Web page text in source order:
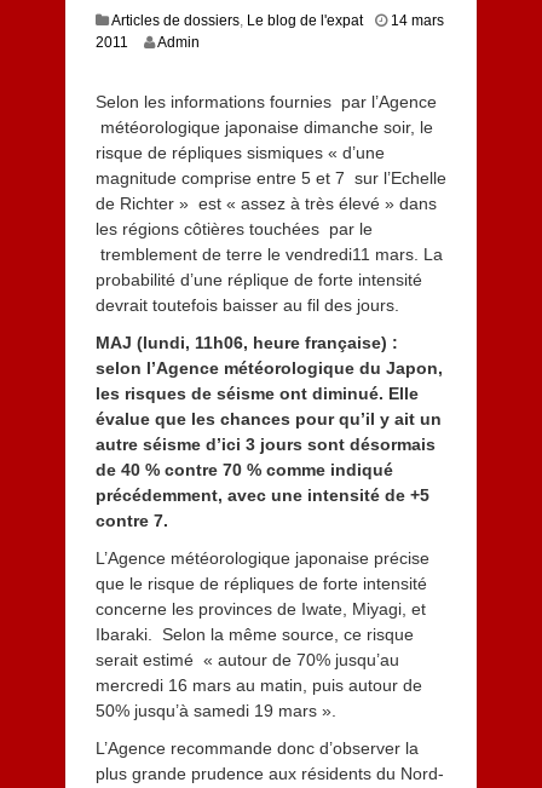
Articles de dossiers, Le blog de l'expat
14 mars
2011
Admin
Selon les informations fournies par l’Agence
météorologique japonaise dimanche soir, le
risque de répliques sismiques « d’une
magnitude comprise entre 5 et 7 sur l’Echelle
de Richter » est « assez à très élevé » dans
les régions côtières touchées par le
tremblement de terre le vendredi11 mars. La
probabilité d’une réplique de forte intensité
devrait toutefois baisser au fil des jours.
MAJ (lundi, 11h06, heure française) :
selon l’Agence météorologique du Japon,
les risques de séisme ont diminué. Elle
évalue que les chances pour qu’il y ait un
autre séisme d’ici 3 jours sont désormais
de 40 % contre 70 % comme indiqué
précédemment, avec une intensité de +5
contre 7.
L’Agence météorologique japonaise précise
que le risque de répliques de forte intensité
concerne les provinces de Iwate, Miyagi, et
Ibaraki. Selon la même source, ce risque
serait estimé « autour de 70% jusqu’au
mercredi 16 mars au matin, puis autour de
50% jusqu’à samedi 19 mars ».
L’Agence recommande donc d’observer la
plus grande prudence aux résidents du Nord-